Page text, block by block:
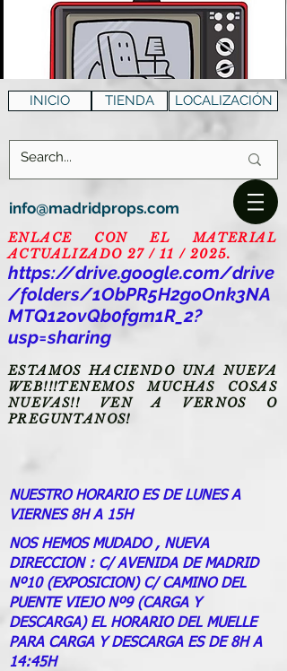
INICIO TIENDA LOCALIZACIÓN
info@madridprops.com
ENLACE CON EL MATERIAL
ACTUALIZADO 27 / 11 / 2025.
https://drive.google.com/drive
/folders/1ObPR5H2goOnk3NA
MTQ12ovQb0fgm1R_2?
usp=sharing
ESTAMOS HACIENDO UNA NUEVA
WEB!!!TENEMOS MUCHAS COSAS
NUEVAS!! VEN A VERNOS O
PREGUNTANOS!
NUESTRO HORARIO ES DE LUNES A
VIERNES 8H A 15H
NOS HEMOS MUDADO , NUEVA
DIRECCION : C/ AVENIDA DE MADRID
Nº10 (EXPOSICION) C/ CAMINO DEL
PUENTE VIEJO Nº9 (CARGA Y
DESCARGA) EL HORARIO DEL MUELLE
PARA CARGA Y DESCARGA ES DE 8H A
14:45H